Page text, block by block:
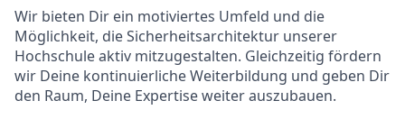
Wir bieten Dir ein motiviertes Umfeld und die
Möglichkeit, die Sicherheitsarchitektur unserer
Hochschule aktiv mitzugestalten. Gleichzeitig fördern
wir Deine kontinuierliche Weiterbildung und geben Dir
den Raum, Deine Expertise weiter auszubauen.